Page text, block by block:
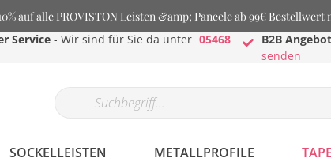
auf alle PROVISTON Leisten &amp; Paneele ab 99€ Bestellwert
Service - Wir sind für Sie da unter 05468
B2B
senden
SOCKELLEISTEN METALLPROFILE